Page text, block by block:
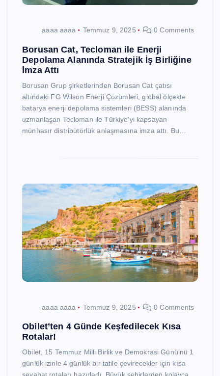
aaaa aaaa Temmuz 9, 2025 0 Comments
Borusan Cat, Tecloman ile Enerji
Depolama Alanında Stratejik İş Birliğine
İmza Attı
Borusan Grup şirketlerinden Borusan Cat çatısı
altındaki FG Wilson Enerji Çözümleri, global ölçekte
batarya enerji depolama sistemleri (BESS) alanında
uzmanlaşan Tecloman ile Türkiye’yi kapsayan
münhasır distribütörlük anlaşmasına imza attı. Bu…
aaaa aaaa Temmuz 9, 2025 0 Comments
Obilet’ten 4 Günde Keşfedilecek Kısa
Rotalar!
Obilet, 15 Temmuz Milli Birlik ve Demokrasi Günü’nü 1
günlük izinle 4 günlük bir tatile çevirecekler için kısa